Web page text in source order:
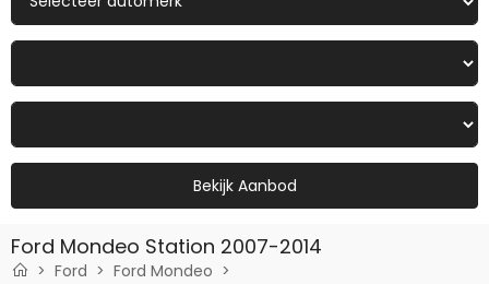
Bekijk Aanbod
Ford Mondeo Station 2007-2014
Ford
Ford Mondeo